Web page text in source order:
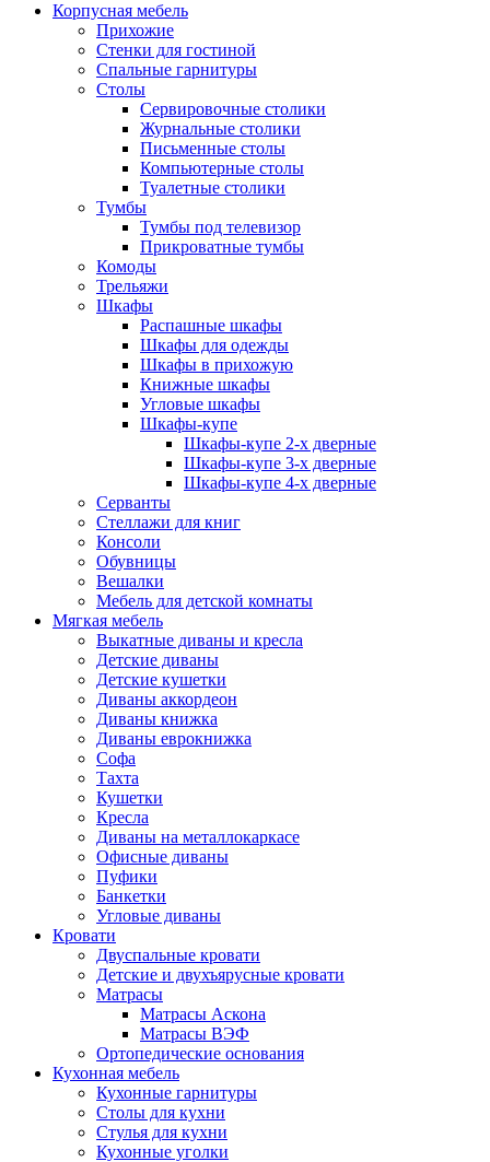
Корпусная мебель
Прихожие
Стенки для гостиной
Спальные гарнитуры
Столы
Сервировочные столики
Журнальные столики
Письменные столы
Компьютерные столы
Туалетные столики
Тумбы
Тумбы под телевизор
Прикроватные тумбы
Комоды
Трельяжи
Шкафы
Распашные шкафы
Шкафы для одежды
Шкафы в прихожую
Книжные шкафы
Угловые шкафы
Шкафы-купе
Шкафы-купе 2-x дверные
Шкафы-купе 3-х дверные
Шкафы-купе 4-х дверные
Серванты
Стеллажи для книг
Консоли
Обувницы
Вешалки
Мебель для детской комнаты
Мягкая мебель
Выкатные диваны и кресла
Детские диваны
Детские кушетки
Диваны аккордеон
Диваны книжка
Диваны еврокнижка
Софа
Тахта
Кушетки
Кресла
Диваны на металлокаркасе
Офисные диваны
Пуфики
Банкетки
Угловые диваны
Кровати
Двуспальные кровати
Детские и двухъярусные кровати
Матрасы
Матрасы Аскона
Матрасы ВЭФ
Ортопедические основания
Кухонная мебель
Кухонные гарнитуры
Столы для кухни
Стулья для кухни
Кухонные уголки